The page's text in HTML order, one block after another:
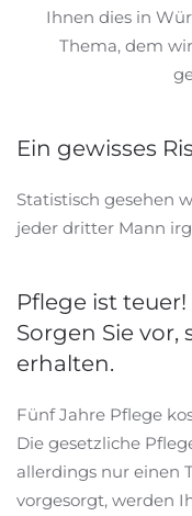
Ihnen dies in
Thema, dem
Ein gewisses
Statistisch gesehen
jeder dritter Mann
Pflege ist teuer!
Sorgen Sie vor,
erhalten.
Fünf Jahre Pflege
Die gesetzliche
allerdings nur einen
vorgesorgt, werden